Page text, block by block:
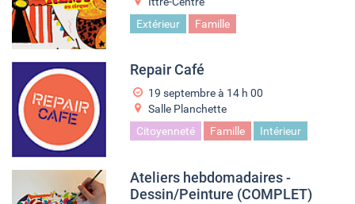
Extérieur
Famille
Repair Café
19 septembre à 14 h 00
Salle Planchette
Citoyenneté
Famille Intérieur
Ateliers hebdomadaires -
Dessin/Peinture (COMPLET)